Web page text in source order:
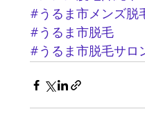
#うるま市メンズ脱
#うるま市脱毛
#うるま市脱毛サロ